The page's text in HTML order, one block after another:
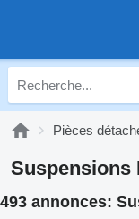
Pièces
Suspensions
493 annonces: